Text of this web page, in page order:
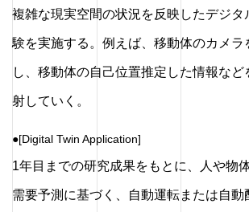
複雑な現実空間の状況を反映したデジタ
験を実施する。例えば、移動体のカメラ
し、移動体の自己位置推定した情報など
射していく。
●[Digital Twin Application]
1年目までの研究成果をもとに、人や物
需要予測に基づく、自動運転または自動